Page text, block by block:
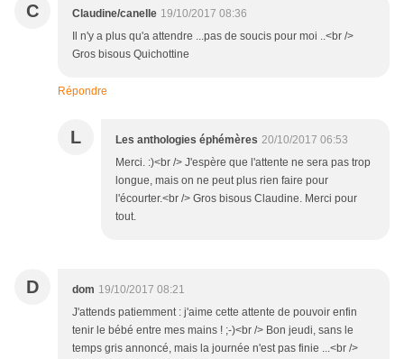
C Claudine/canelle 19/10/2017 08:36
Il n'y a plus qu'a attendre ...pas de soucis pour moi ..<br />
Gros bisous Quichottine
Répondre
L Les anthologies éphémères 20/10/2017 06:53
Merci. :)<br /> J'espère que l'attente ne sera pas trop
longue, mais on ne peut plus rien faire pour
l'écourter.<br /> Gros bisous Claudine. Merci pour
tout.
D dom 19/10/2017 08:21
J'attends patiemment : j'aime cette attente de pouvoir enfin
tenir le bébé entre mes mains ! ;-)<br /> Bon jeudi, sans le
temps gris annoncé, mais la journée n'est pas finie ...<br />